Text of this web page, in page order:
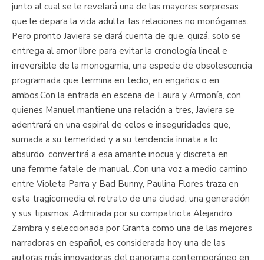
junto al cual se le revelará una de las mayores sorpresas
que le depara la vida adulta: las relaciones no monógamas.
Pero pronto Javiera se dará cuenta de que, quizá, solo se
entrega al amor libre para evitar la cronología lineal e
irreversible de la monogamia, una especie de obsolescencia
programada que termina en tedio, en engaños o en
ambos.Con la entrada en escena de Laura y Armonía, con
quienes Manuel mantiene una relación a tres, Javiera se
adentrará en una espiral de celos e inseguridades que,
sumada a su temeridad y a su tendencia innata a lo
absurdo, convertirá a esa amante inocua y discreta en
una femme fatale de manual…Con una voz a medio camino
entre Violeta Parra y Bad Bunny, Paulina Flores traza en
esta tragicomedia el retrato de una ciudad, una generación
y sus tipismos. Admirada por su compatriota Alejandro
Zambra y seleccionada por Granta como una de las mejores
narradoras en español, es considerada hoy una de las
autoras más innovadoras del panorama contemporáneo en